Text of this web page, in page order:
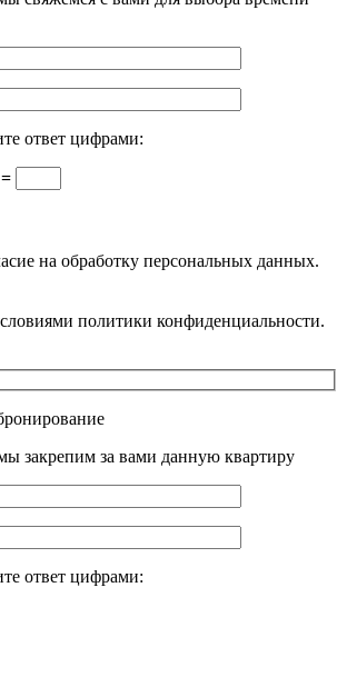
ответ цифрами:
на обработку персональных данных.
политики конфиденциальности.
закрепим за вами данную квартиру
ответ цифрами: